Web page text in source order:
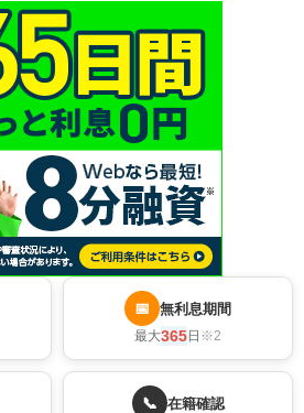
📅 無利息期間
最大365日 ※2
📞 在籍確認